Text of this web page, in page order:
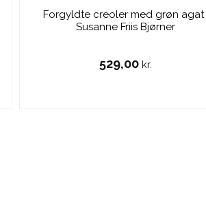
Forgyldte creoler med grøn agat
Susanne Friis Bjørner
529,00kr.